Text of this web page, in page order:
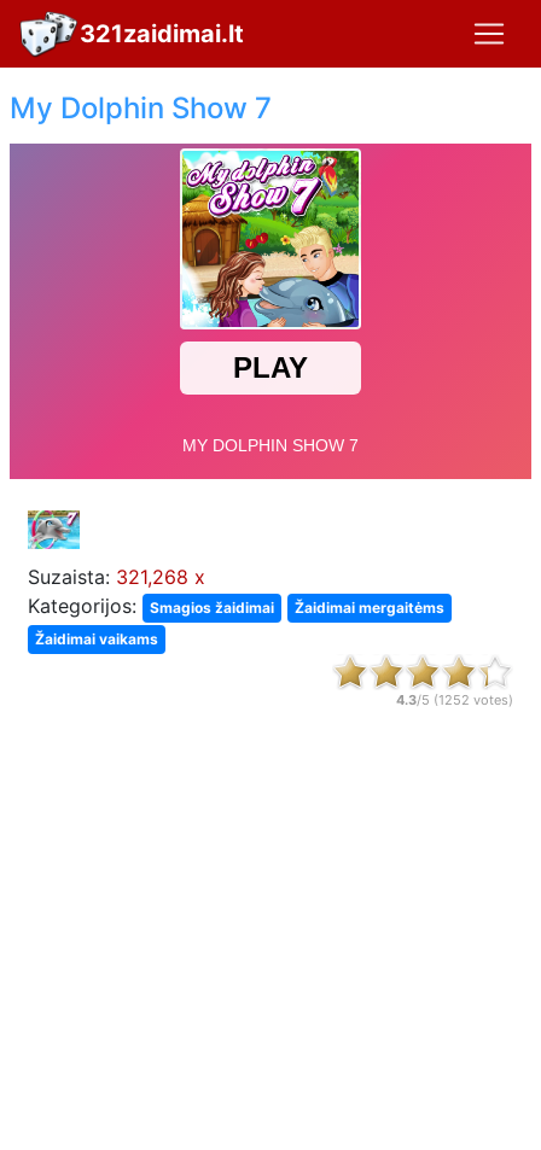
321zaidimai.lt
My Dolphin Show 7
Suzaista: 321,268 x
Kategorijos:
Smagios žaidimai
Žaidimai mergaitėms
Žaidimai vaikams
4.3/5 (1252 votes)